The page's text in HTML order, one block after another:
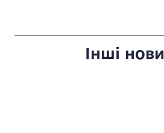
Інші